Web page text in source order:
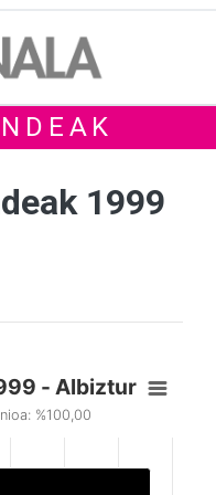
1999
- Albiztur
%100,00